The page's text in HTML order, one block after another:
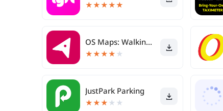
★★★★★
OS Maps: Walking & Bike Trails
★★★★ ★
JustPark Parking
★★★ ★ ★